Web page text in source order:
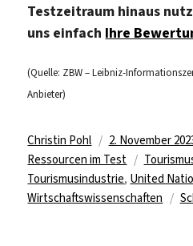
Testzeitraum hinaus
uns einfach Ihre
(Quelle: ZBW – Leibniz-
Anbieter)
Autor
Christin Pohl
Veröffentlicht
am
2. November
Ressourcen im Test
Tourismusindustrie, United
Wirtschaftswissenschaften